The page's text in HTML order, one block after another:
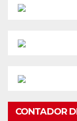
CONTADOR